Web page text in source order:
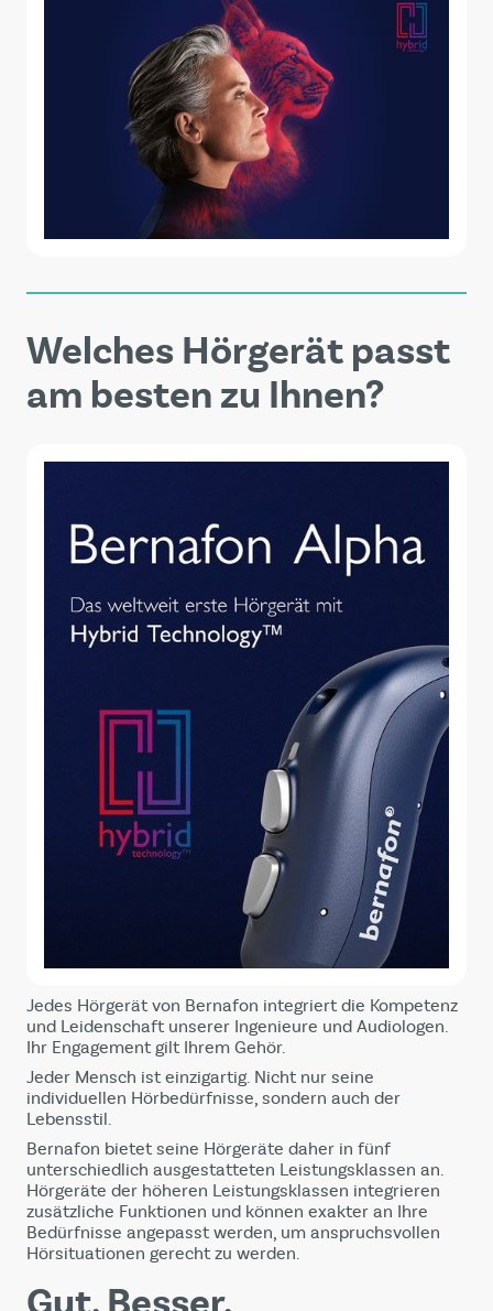
Welches Hörgerät passt
am besten zu Ihnen?
Jedes Hörgerät von Bernafon integriert die Kompetenz
und Leidenschaft unserer Ingenieure und Audiologen.
Ihr Engagement gilt Ihrem Gehör.
Jeder Mensch ist einzigartig. Nicht nur seine
individuellen Hörbedürfnisse, sondern auch der
Lebensstil.
Bernafon bietet seine Hörgeräte daher in fünf
unterschiedlich ausgestatteten Leistungsklassen an.
Hörgeräte der höheren Leistungsklassen integrieren
zusätzliche Funktionen und können exakter an Ihre
Bedürfnisse angepasst werden, um anspruchsvollen
Hörsituationen gerecht zu werden.